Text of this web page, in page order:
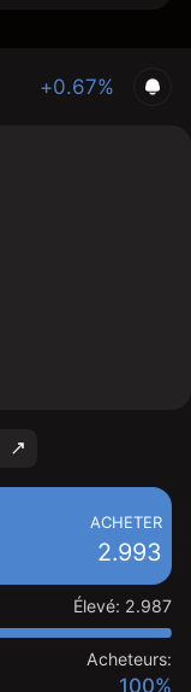
+0.67%
ACHETER
2.993
Élevé: 2.987
Acheteurs:
100%